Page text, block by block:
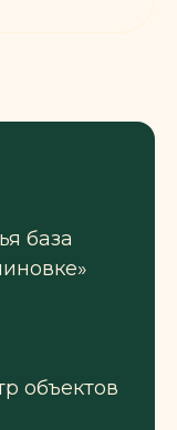
база
объектов